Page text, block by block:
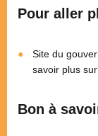
Pour aller
Site du
savoir plus
Bon à